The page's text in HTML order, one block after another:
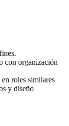
con organización
roles similares
y diseño